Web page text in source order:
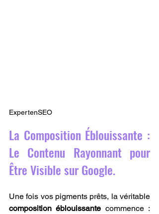
ExpertenSEO
La Composition Éblouissante :
Le Contenu Rayonnant pour
Être Visible sur Google.
composition éblouissante commence :